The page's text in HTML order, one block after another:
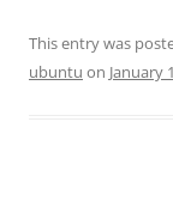
This entry was
ubuntu on January